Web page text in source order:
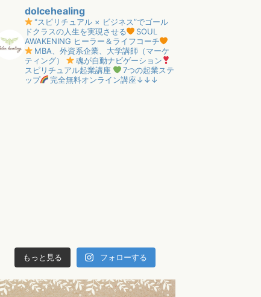
dolcehealing
"スピリチュアル × ビジネス”でゴール
ドクラスの人生を実現させる
SOUL
AWAKENING ヒーラー＆ライフコーチ
MBA、外資系企業、大学講師（マーケ
ティング）
魂が自動ナビゲーション
スピリチュアル起業講座
7つの起業ステ
ップ
完全無料オンライン講座↓↓↓
もっと見る フォローする